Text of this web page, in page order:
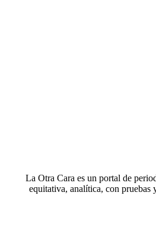
La Otra Cara es un portal de
equitativa, analítica, con